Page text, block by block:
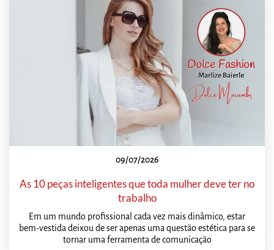
09/07/2026
As 10 peças inteligentes que toda mulher deve ter no
trabalho
Em um mundo profissional cada vez mais dinâmico, estar
bem-vestida deixou de ser apenas uma questão estética para se
tornar uma ferramenta de comunicação